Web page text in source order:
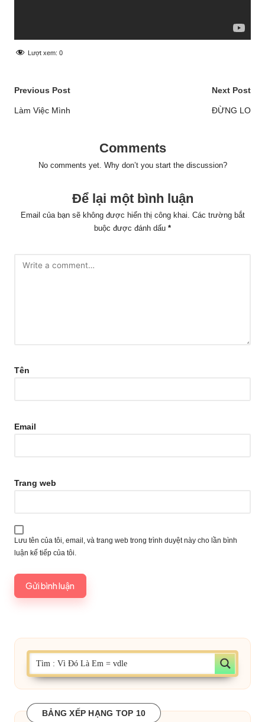
Lượt xem: 0
Post
navigation
Previous Post
Làm Việc Mình
Next Post
ĐỪNG LO
Comments
No comments yet. Why don’t you start the discussion?
Để lại một bình luận
Email của bạn sẽ không được hiển thị công khai. Các trường bắt
buộc được đánh dấu *
Tên
Email
Trang web
Lưu tên của tôi, email, và trang web trong trình duyệt này cho lần bình
luận kế tiếp của tôi.
BẢNG XẾP HẠNG TOP 10